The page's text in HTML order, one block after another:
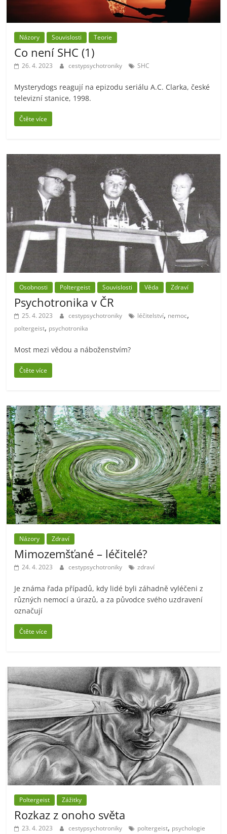
Názory Souvislosti Teorie
Co není SHC (1)
26. 4. 2023 cestypsychotroniky SHC
Mysterydogs reagují na epizodu seriálu A.C. Clarka, české
televizní stanice, 1998.
Čtěte více
Osobnosti Poltergeist Souvislosti Věda Zdraví
Psychotronika v ČR
25. 4. 2023 cestypsychotroniky léčitelství, nemoc,
poltergeist, psychotronika
Most mezi vědou a náboženstvím?
Čtěte více
Názory Zdraví
Mimozemšťané – léčitelé?
24. 4. 2023 cestypsychotroniky zdraví
Je známa řada případů, kdy lidé byli záhadně vyléčeni z
různých nemocí a úrazů, a za původce svého uzdravení
označují
Čtěte více
Poltergeist Zážitky
Rozkaz z onoho světa
23. 4. 2023 cestypsychotroniky poltergeist, psychologie